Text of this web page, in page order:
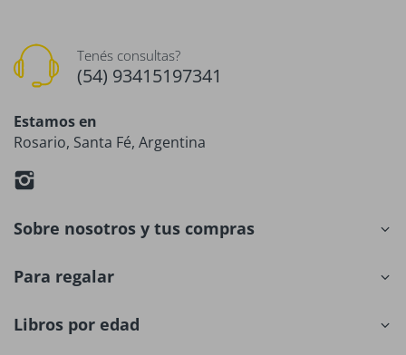
Tenés consultas?
(54) 93415197341
Estamos en
Rosario, Santa Fé, Argentina
Sobre nosotros y tus compras
Para regalar
Libros por edad